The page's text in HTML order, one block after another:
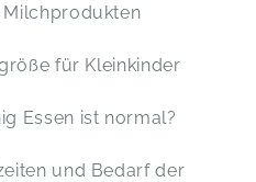
für Kleinkinder
Essen ist normal?
und Bedarf der